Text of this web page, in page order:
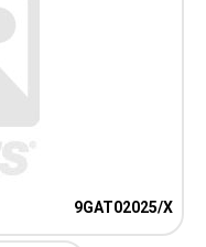
9GAT02025/X